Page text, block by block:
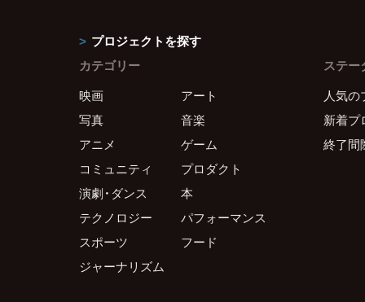
プロジェクトを探す
カテゴリー
映画
アート
写真
音楽
アニメ
ゲーム
コミュニティ
プロダクト
演劇・ダンス
本
テクノロジー
パフォーマンス
スポーツ
フード
ジャーナリズム
ステー
人気の
新着プ
終了間